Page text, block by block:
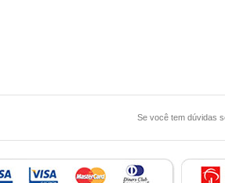
Se você tem dúvidas